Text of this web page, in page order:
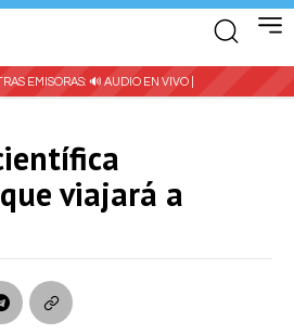
EMISORAS: 🔊 AUDIO EN VIVO |
viajará a